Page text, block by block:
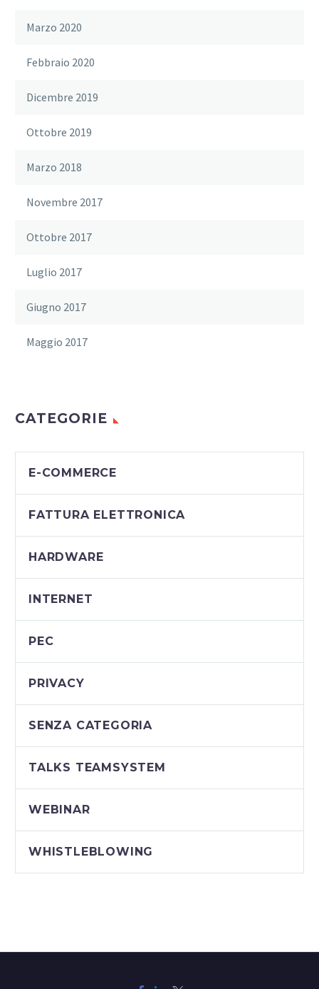
Marzo 2020
Febbraio 2020
Dicembre 2019
Ottobre 2019
Marzo 2018
Novembre 2017
Ottobre 2017
Luglio 2017
Giugno 2017
Maggio 2017
CATEGORIE
E-COMMERCE
FATTURA ELETTRONICA
HARDWARE
INTERNET
PEC
PRIVACY
SENZA CATEGORIA
TALKS TEAMSYSTEM
WEBINAR
WHISTLEBLOWING